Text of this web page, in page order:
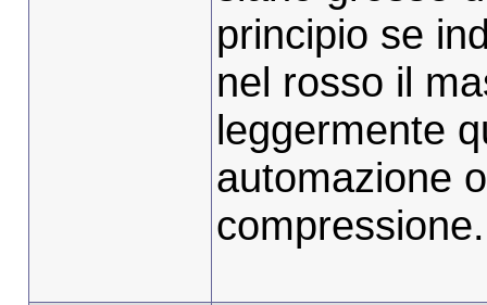
principio se
nel rosso il
leggermente
automazione
compressione.